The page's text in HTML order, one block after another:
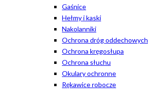
Gaśnice
Hełmy i kaski
Nakolanniki
Ochrona dróg oddechowych
Ochrona kręgosłupa
Ochrona słuchu
Okulary ochronne
Rękawice robocze